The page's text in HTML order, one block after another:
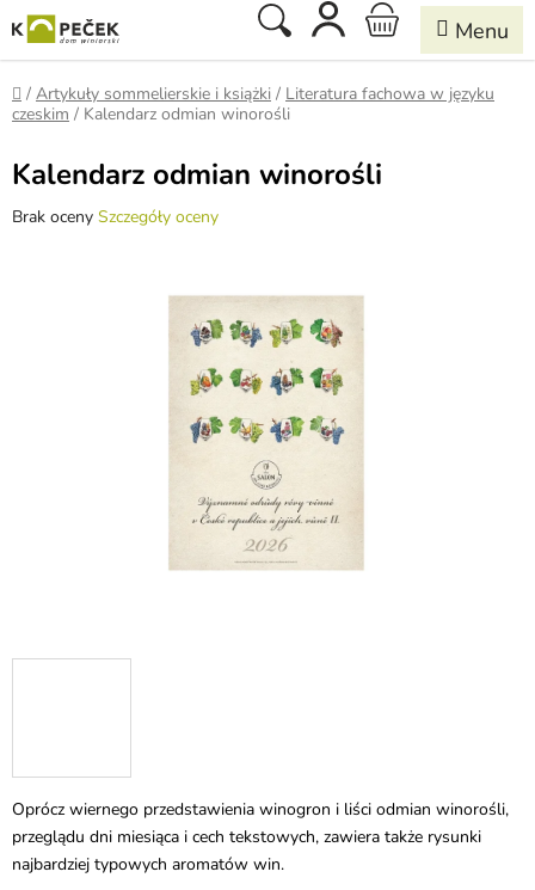
do
treści
Szukaj KOSZYK
Home
/ Artykuły sommelierskie i książki / Literatura fachowa w języku
czeskim / Kalendarz odmian winorośli
Oprócz wiernego przedstawienia winogron i liści odmian winorośli,
przeglądu dni miesiąca i cech tekstowych, zawiera także rysunki
najbardziej typowych aromatów win.
Kalendarz odmian winorośli
Średnia
Brak oceny Szczegóły oceny